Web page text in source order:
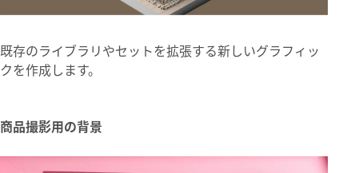
既存のライブラリやセットを拡張する新しいグラフィッ
クを作成します。
商品撮影用の背景